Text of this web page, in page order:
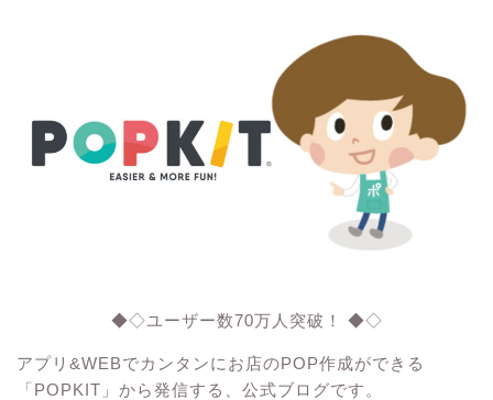
◆◇ユーザー数70万人突破！ ◆◇
アプリ&WEBでカンタンにお店のPOP作成ができる
「POPKIT」から発信する、公式ブログです。